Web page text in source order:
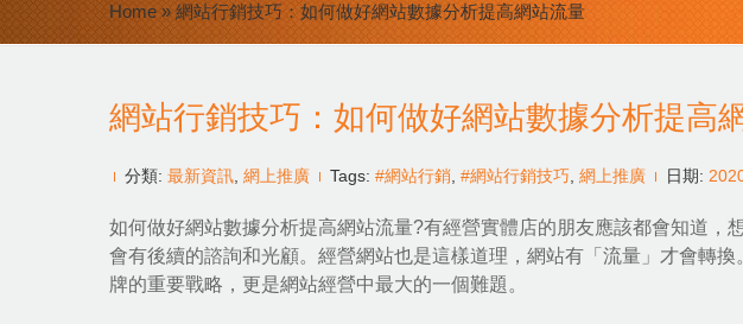
Home» 網站行銷技巧：如何做好網站數據分析提高網站流量
網站行銷技巧：如何做好網站數據分析提高
分類: 最新資訊 網上推廣 Tags: #網站行銷 #網站行銷技巧 網上推廣 日期:
如何做好網站數據分析提高網站流量?有經營實體店的朋友應該都會知道，
會有後續的諮詢和光顧。經營網站也是這樣道理，網站有「流量」才會轉
牌的重要戰略，更是網站經營中最大的一個難題。